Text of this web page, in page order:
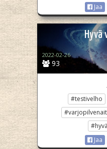
Jaa
Hyvä
93
2022-02-26
#testivelho
Jaa